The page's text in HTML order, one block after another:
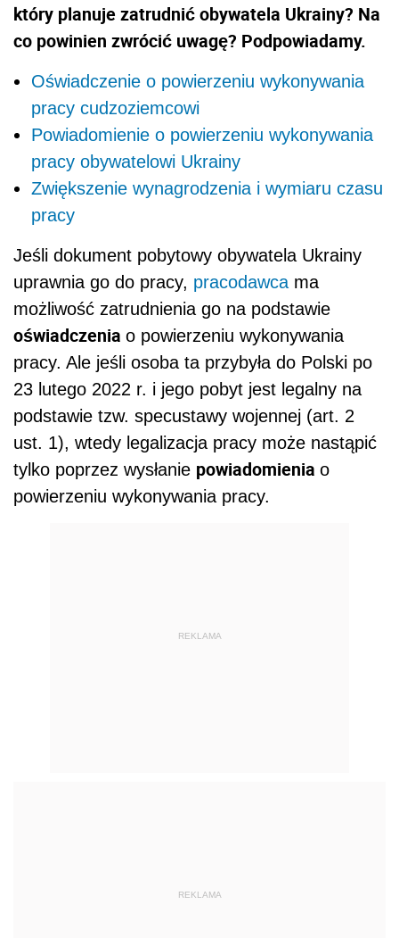
który planuje zatrudnić obywatela Ukrainy? Na
co powinien zwrócić uwagę? Podpowiadamy.
Oświadczenie o powierzeniu wykonywania
pracy cudzoziemcowi
Powiadomienie o powierzeniu wykonywania
pracy obywatelowi Ukrainy
Zwiększenie wynagrodzenia i wymiaru czasu
pracy
Jeśli dokument pobytowy obywatela Ukrainy
uprawnia go do pracy, pracodawca ma
możliwość zatrudnienia go na podstawie
oświadczenia o powierzeniu wykonywania
pracy. Ale jeśli osoba ta przybyła do Polski po
23 lutego 2022 r. i jego pobyt jest legalny na
podstawie tzw. specustawy wojennej (art. 2
ust. 1), wtedy legalizacja pracy może nastąpić
tylko poprzez wysłanie powiadomienia o
powierzeniu wykonywania pracy.
REKLAMA
REKLAMA